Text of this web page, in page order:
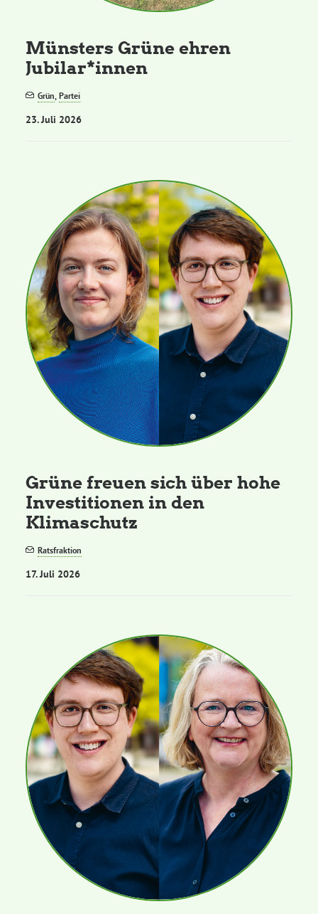
CampusGrün
Aktuelles
Kontakt
Münsters Grüne ehren
Jubilar*innen
Grün,Partei
23. Juli 2026
Grüne freuen sich über hohe
Investitionen in den
Klimaschutz
Ratsfraktion
17. Juli 2026